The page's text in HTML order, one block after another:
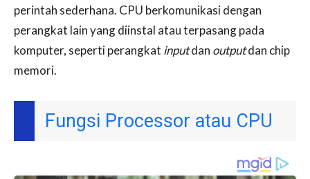
perintah sederhana. CPU berkomunikasi dengan
perangkat lain yang diinstal atau terpasang pada
komputer, seperti perangkat inputdan outputdan chip
memori.
Fungsi Processor atau CPU